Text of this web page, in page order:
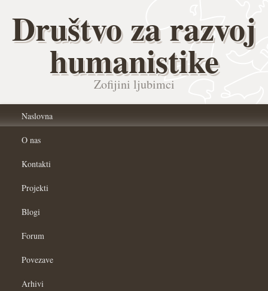
Društvo za razvoj
humanistike
Zofijini ljubimci
Naslovna
O nas
Kontakti
Projekti
Blogi
Forum
Povezave
Arhivi